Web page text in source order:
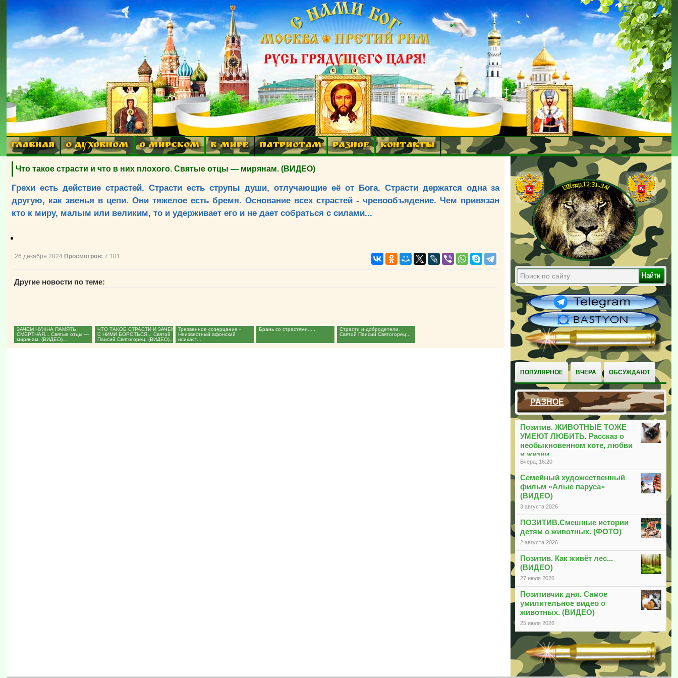
ГЛАВНАЯ О ДУХОВНОМ О МИРСКОМ В МИРЕ ПАТРИОТАМ РАЗНОЕ КОНТАКТЫ
ПОПУЛЯРНОЕ ВЧЕРА ОБСУЖДАЮТ
РАЗНОЕ
Позитив. ЖИВОТНЫЕ ТОЖЕ
УМЕЮТ ЛЮБИТЬ. Рассказ о
необыкновенном коте, любви
и жизни
Вчера, 16:20
Семейный художественный
фильм «Алые паруса»
(ВИДЕО)
3 августа 2026
ПОЗИТИВ.Смешные истории
детям о животных. (ФОТО)
2 августа 2026
Позитив. Как живёт лес...
(ВИДЕО)
27 июля 2026
Позитивчик дня. Самое
умилительное видео о
животных. (ВИДЕО)
25 июля 2026
Что такое страсти и что в них плохого. Святые отцы — мирянам. (ВИДЕО)
Грехи есть действие страстей. Страсти есть струпы души, отлучающие её от Бога. Страсти держатся одна за
другую, как звенья в цепи. Они тяжелое есть бремя. Основание всех страстей - чревообъядение. Чем привязан
кто к миру, малым или великим, то и удерживает его и не дает собраться с силами...
26 декабря 2024 Просмотров: 7 101
Другие новости по теме:
ЗАЧЕМ НУЖНА ПАМЯТЬ
СМЕРТНАЯ... Святые отцы —
мирянам. (ВИДЕО)...
ЧТО ТАКОЕ СТРАСТИ И ЗАЧЕМ
С НИМИ БОРОТЬСЯ... Святой
Паисий Святогорец. (ВИДЕО)...
Трезвенное созерцание -
Неизвестный афонский
исихаст...
Брань со страстями......
Страсти и добродетели.
Святой Паисий Святогорец...